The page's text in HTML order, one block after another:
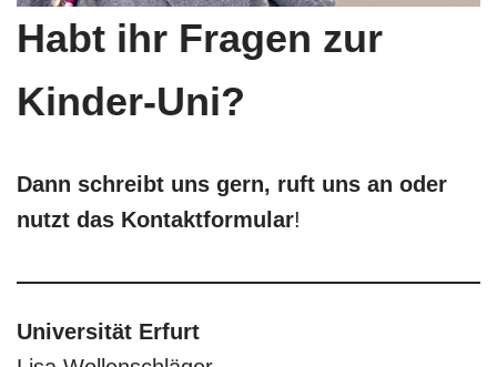
Habt ihr Fragen zur
Kinder-Uni?
Dann schreibt uns gern, ruft uns an oder
nutzt das Kontaktformular!
Universität Erfurt